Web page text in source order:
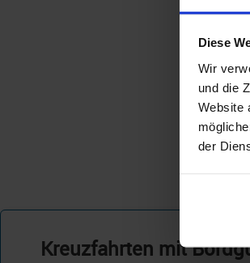
Diese
Wir
und die
Website
der
Kreuzfahrten mit